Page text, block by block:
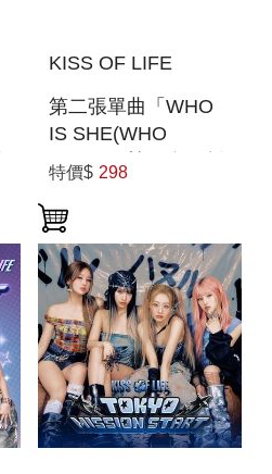
KISS OF LIFE
第二張單曲「WHO
IS SHE(WHO
VER.)」(韓國進口版)
特價$ 298